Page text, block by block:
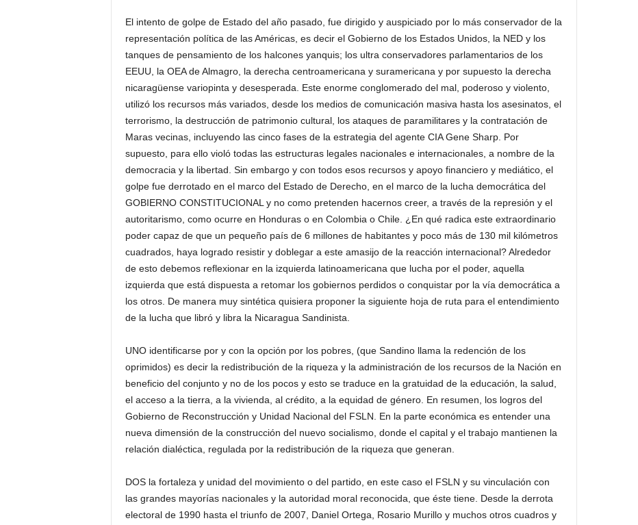
El intento de golpe de Estado del año pasado, fue dirigido y auspiciado por lo más conservador de la
representación política de las Américas, es decir el Gobierno de los Estados Unidos, la NED y los
tanques de pensamiento de los halcones yanquis; los ultra conservadores parlamentarios de los
EEUU, la OEA de Almagro, la derecha centroamericana y suramericana y por supuesto la derecha
nicaragüense variopinta y desesperada. Este enorme conglomerado del mal, poderoso y violento,
utilizó los recursos más variados, desde los medios de comunicación masiva hasta los asesinatos, el
terrorismo, la destrucción de patrimonio cultural, los ataques de paramilitares y la contratación de
Maras vecinas, incluyendo las cinco fases de la estrategia del agente CIA Gene Sharp. Por
supuesto, para ello violó todas las estructuras legales nacionales e internacionales, a nombre de la
democracia y la libertad. Sin embargo y con todos esos recursos y apoyo financiero y mediático, el
golpe fue derrotado en el marco del Estado de Derecho, en el marco de la lucha democrática del
GOBIERNO CONSTITUCIONAL y no como pretenden hacernos creer, a través de la represión y el
autoritarismo, como ocurre en Honduras o en Colombia o Chile. ¿En qué radica este extraordinario
poder capaz de que un pequeño país de 6 millones de habitantes y poco más de 130 mil kilómetros
cuadrados, haya logrado resistir y doblegar a este amasijo de la reacción internacional? Alrededor
de esto debemos reflexionar en la izquierda latinoamericana que lucha por el poder, aquella
izquierda que está dispuesta a retomar los gobiernos perdidos o conquistar por la vía democrática a
los otros. De manera muy sintética quisiera proponer la siguiente hoja de ruta para el entendimiento
de la lucha que libró y libra la Nicaragua Sandinista.
UNO identificarse por y con la opción por los pobres, (que Sandino llama la redención de los
oprimidos) es decir la redistribución de la riqueza y la administración de los recursos de la Nación en
beneficio del conjunto y no de los pocos y esto se traduce en la gratuidad de la educación, la salud,
el acceso a la tierra, a la vivienda, al crédito, a la equidad de género. En resumen, los logros del
Gobierno de Reconstrucción y Unidad Nacional del FSLN. En la parte económica es entender una
nueva dimensión de la construcción del nuevo socialismo, donde el capital y el trabajo mantienen la
relación dialéctica, regulada por la redistribución de la riqueza que generan.
DOS la fortaleza y unidad del movimiento o del partido, en este caso el FSLN y su vinculación con
las grandes mayorías nacionales y la autoridad moral reconocida, que éste tiene. Desde la derrota
electoral de 1990 hasta el triunfo de 2007, Daniel Ortega, Rosario Murillo y muchos otros cuadros y